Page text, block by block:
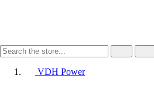
VDH Power